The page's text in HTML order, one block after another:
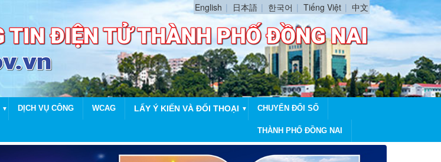
English 日本語 한국어 Tiếng Việt 中文
▼ DỊCH VỤ CÔNG WCAG LẤY Ý KIẾN VÀ ĐỐI THOẠI ▼ CHUYỂN ĐỔI SỐ
THÀNH PHỐ ĐỒNG NAI